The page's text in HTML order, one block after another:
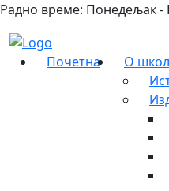
Радно време: Понедељак -
Почетна
О